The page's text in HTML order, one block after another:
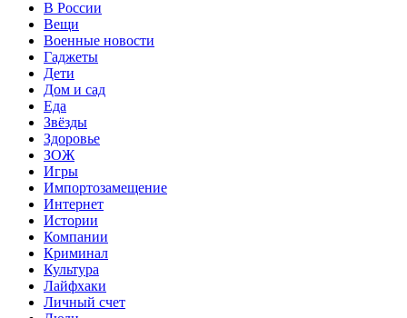
В России
Вещи
Военные новости
Гаджеты
Дети
Дом и сад
Еда
Звёзды
Здоровье
ЗОЖ
Игры
Импортозамещение
Интернет
Истории
Компании
Криминал
Культура
Лайфхаки
Личный счет